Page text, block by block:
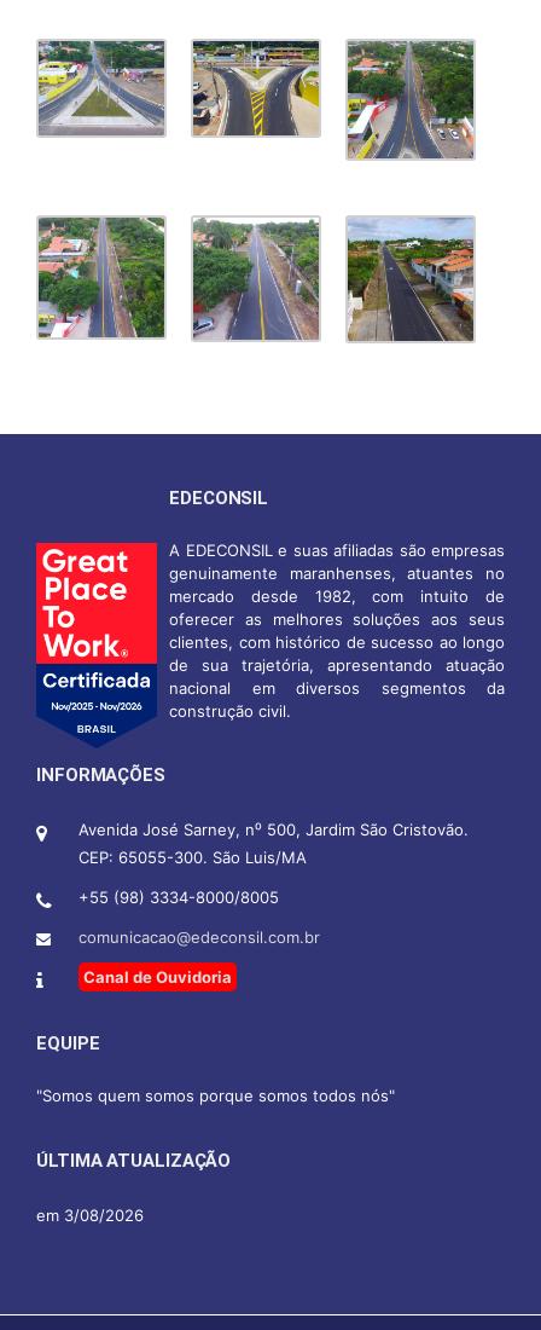
EDECONSIL
A EDECONSIL e suas afiliadas são empresas
genuinamente maranhenses, atuantes no
mercado desde 1982, com intuito de
oferecer as melhores soluções aos seus
clientes, com histórico de sucesso ao longo
de sua trajetória, apresentando atuação
nacional em diversos segmentos da
construção civil.
INFORMAÇÕES
Avenida José Sarney, n⁰ 500, Jardim São Cristovão.
CEP: 65055-300. São Luis/MA
+55 (98) 3334-8000/8005
comunicacao@edeconsil.com.br
Canal de Ouvidoria
EQUIPE
"Somos quem somos porque somos todos nós"
ÚLTIMA ATUALIZAÇÃO
em 3/08/2026